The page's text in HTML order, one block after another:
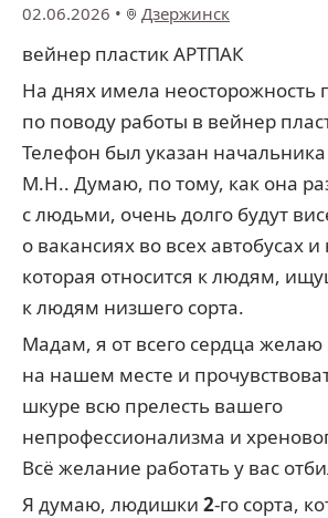
02.06.2026 • Дзержинск
вейнер пластик АРТПАК
На днях имела неосторожность
по поводу работы в вейнер
Телефон был указан
М.Н.. Думаю, по тому, как она
с людьми, очень долго будут
о вакансиях во всех автобусах
которая относится к людям,
к людям низшего сорта.
Мадам, я от всего сердца желаю
на нашем месте и
шкуре всю прелесть вашего
непрофессионализма и
Всё желание работать у вас
Я думаю, людишки 2-го сорта,